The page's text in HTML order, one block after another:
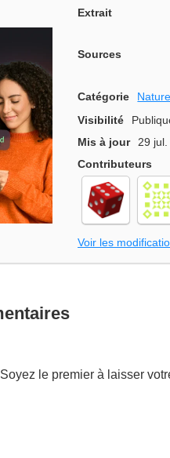
Extrait
Sources
Catégorie Nature
Visibilité
Mis à jour
29
Contributeurs
Voir les
le premier à laisser